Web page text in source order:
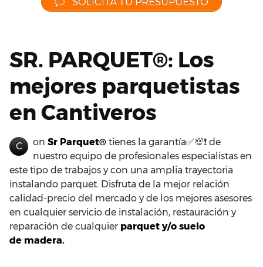
SR. PARQUET®: Los
mejores parquetistas
en Cantiveros
C on Sr Parquet® tienes la garantía✅💯❗ de
nuestro equipo de profesionales especialistas en
este tipo de trabajos y con una amplia trayectoria
instalando parquet. Disfruta de la mejor relación
calidad-precio del mercado y de los mejores asesores
en cualquier servicio de instalación, restauración y
reparación de cualquier parquet y/o suelo
de madera.